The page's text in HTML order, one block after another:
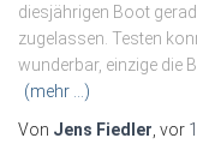
diesjährigen Boot
zugelassen. Testen
wunderbar, einzige die
(mehr …)
Von Jens Fiedler , vor